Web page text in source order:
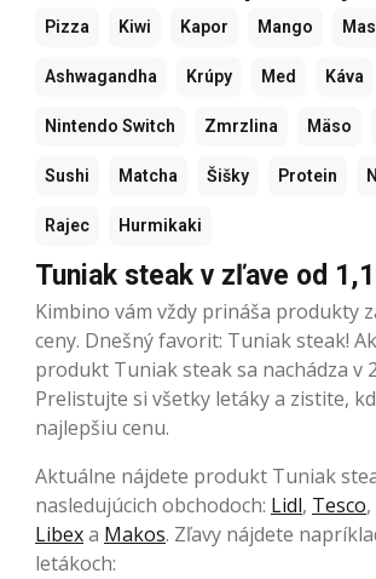
Pizza Kiwi Kapor Mango
Ashwagandha Krúpy Med Káva
Nintendo Switch Zmrzlina Mäso
Sushi Matcha Šišky Protein
Rajec Hurmikaki
Tuniak steak v zľave od
Kimbino vám vždy prináša produkty
ceny. Dnešný favorit: Tuniak steak!
produkt Tuniak steak sa nachádza v
Prelistujte si všetky letáky a zistite,
najlepšiu cenu.
Aktuálne nájdete produkt Tuniak
nasledujúcich obchodoch: Lidl, Tesco,
Libexa Makos. Zľavy nájdete
letákoch: